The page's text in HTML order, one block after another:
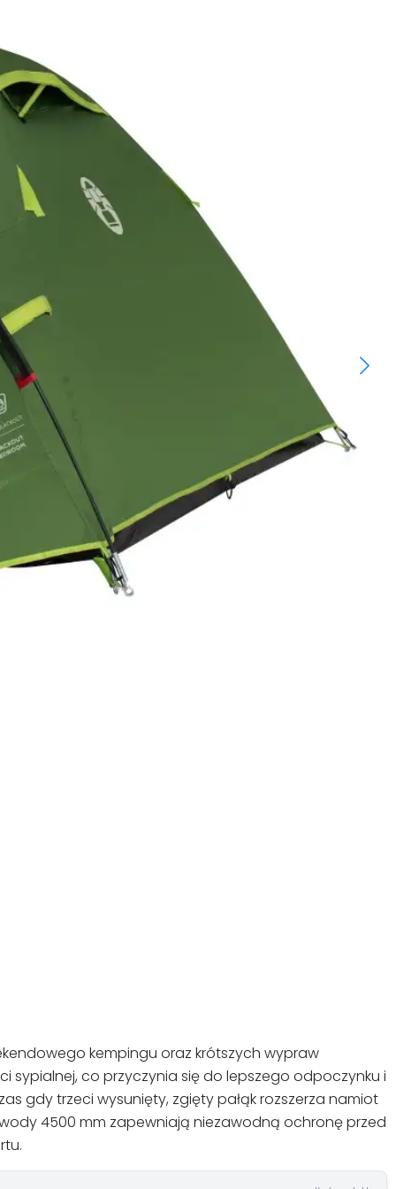
kempingu oraz krótszych wypraw
sypialnej, co przyczynia się do lepszego odpoczynku i
gdy trzeci wysunięty, zgięty pałąk rozszerza namiot
wody 4500 mm zapewniają niezawodną ochronę przed